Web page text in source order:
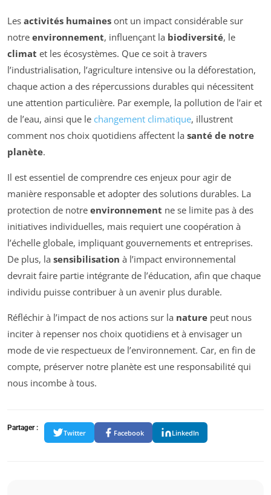
Les activités humaines ont un impact considérable sur
notre environnement, influençant la biodiversité, le
climat et les écosystèmes. Que ce soit à travers
l’industrialisation, l’agriculture intensive ou la déforestation,
chaque action a des répercussions durables qui nécessitent
une attention particulière. Par exemple, la pollution de l’air et
de l’eau, ainsi que le changement climatique, illustrent
comment nos choix quotidiens affectent la santé de notre
planète.
Il est essentiel de comprendre ces enjeux pour agir de
manière responsable et adopter des solutions durables. La
protection de notre environnement ne se limite pas à des
initiatives individuelles, mais requiert une coopération à
l’échelle globale, impliquant gouvernements et entreprises.
De plus, la sensibilisation à l’impact environnemental
devrait faire partie intégrante de l’éducation, afin que chaque
individu puisse contribuer à un avenir plus durable.
Réfléchir à l’impact de nos actions sur la nature peut nous
inciter à repenser nos choix quotidiens et à envisager un
mode de vie respectueux de l’environnement. Car, en fin de
compte, préserver notre planète est une responsabilité qui
nous incombe à tous.
Partager :
Twitter Facebook LinkedIn